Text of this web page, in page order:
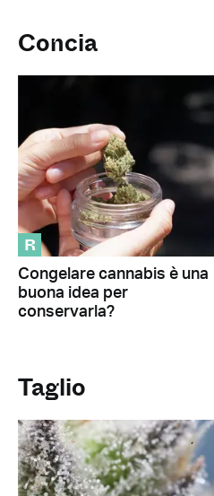
Concia
R
Congelare cannabis è una
buona idea per
conservarla?
Taglio